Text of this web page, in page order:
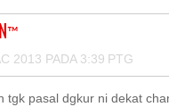
2013 PADA 3:39 PTG
tgk pasal dgkur ni dekat